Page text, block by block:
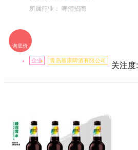
所属行业： 啤酒招商
询底价
企业 青岛慕康啤酒有限公司
关注度: